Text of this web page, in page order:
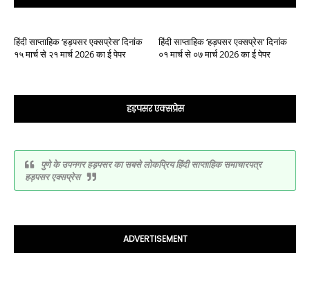
हिंदी साप्ताहिक ‘हड़पसर एक्सप्रेस’ दिनांक
१५ मार्च से २१ मार्च 2026 का ई पेपर
हिंदी साप्ताहिक ‘हड़पसर एक्सप्रेस’ दिनांक
०१ मार्च से ०७ मार्च 2026 का ई पेपर
हड़पसर एक्सप्रेस
पुणे के उपनगर हड़पसर का सबसे लोकप्रिय हिंदी साप्ताहिक समाचारपत्र
हड़पसर एक्सप्रेस
ADVERTISEMENT